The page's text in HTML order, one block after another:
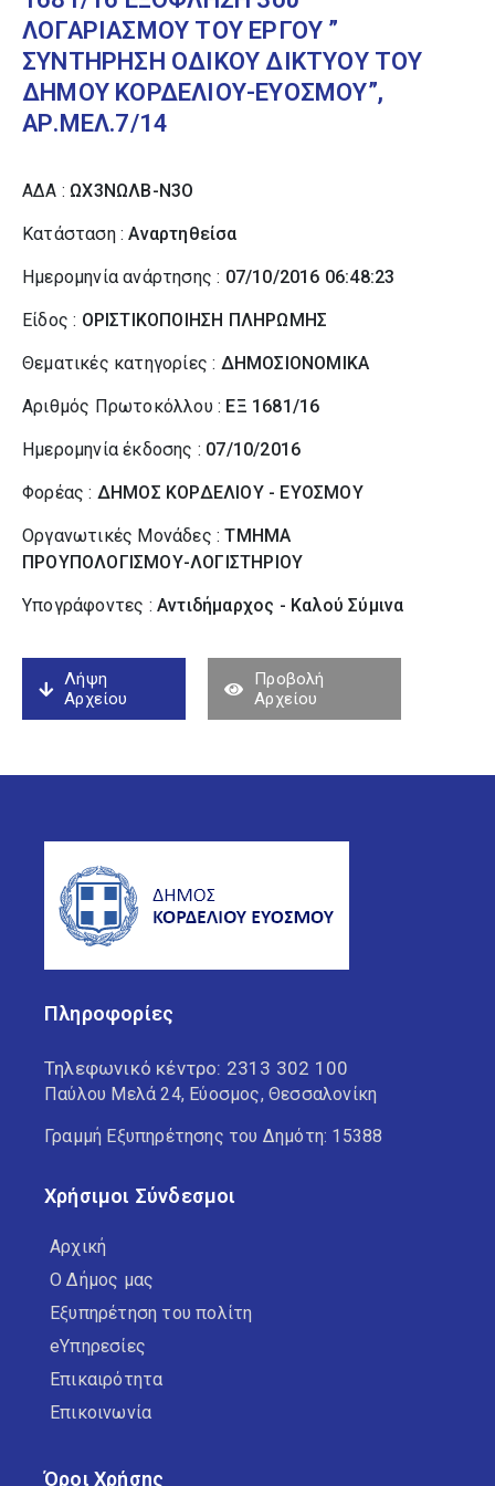
ΛΟΓΑΡΙΑΣΜΟΥ ΤΟΥ ΕΡΓΟΥ ”
ΣΥΝΤΗΡΗΣΗ ΟΔΙΚΟΥ ΔΙΚΤΥΟΥ ΤΟΥ
ΔΗΜΟΥ ΚΟΡΔΕΛΙΟΥ-ΕΥΟΣΜΟΥ”,
ΑΡ.ΜΕΛ.7/14
ΑΔΑ : ΩΧ3ΝΩΛΒ-Ν3Ο
Κατάσταση :Αναρτηθείσα
Ημερομηνία ανάρτησης : 07/10/2016 06:48:23
Είδος : ΟΡΙΣΤΙΚΟΠΟΙΗΣΗ ΠΛΗΡΩΜΗΣ
Θεματικές κατηγορίες : ΔΗΜΟΣΙΟΝΟΜΙΚΑ
Αριθμός Πρωτοκόλλου : ΕΞ 1681/16
Ημερομηνία έκδοσης : 07/10/2016
Φορέας : ΔΗΜΟΣ ΚΟΡΔΕΛΙΟΥ - ΕΥΟΣΜΟΥ
Οργανωτικές Μονάδες :ΤΜΗΜΑ
ΠΡΟΥΠΟΛΟΓΙΣΜΟΥ-ΛΟΓΙΣΤΗΡΙΟΥ
Υπογράφοντες : Αντιδήμαρχος - Καλού Σύµινα
Λήψη
Αρχείου
Προβολή
Αρχείου
Πληροφορίες
Τηλεφωνικό κέντρο: 2313 302 100
Παύλου Μελά 24, Εύοσμος, Θεσσαλονίκη
Γραμμή Εξυπηρέτησης του Δημότη: 15388
Χρήσιμοι Σύνδεσμοι
Αρχική
Ο Δήμος μας
Εξυπηρέτηση του πολίτη
eΥπηρεσίες
Επικαιρότητα
Επικοινωνία
Όροι Χρήσης